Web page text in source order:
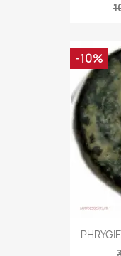
-10%